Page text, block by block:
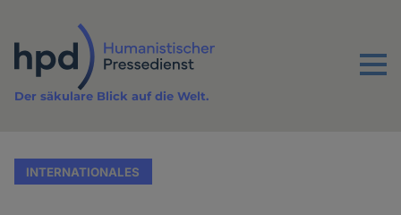
Inhalt
Menu
Der säkulare Blick auf die Welt.
INTERNATIONALES